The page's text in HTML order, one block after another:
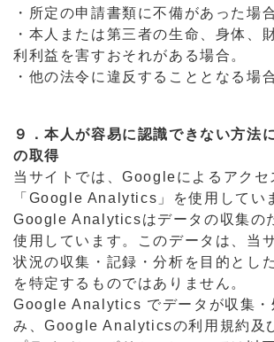
・所定の申請書類に不備があった場合
・本人または第三者の生命、身体、
利利益を害すおそれがある場合。
・他の法令に違反することとなる場合
９．本人が容易に認識できない方法
の取得
当サイトでは、Googleによるアクセ
「Google Analytics」を使用してい
Google Analyticsはデータの収集の
使用しています。このデータは、当
状況の収集・記録・分析を目的とし
を特定するものではありません。
Google Analytics でデータが収集・
み、Google Analyticsの利用規約及